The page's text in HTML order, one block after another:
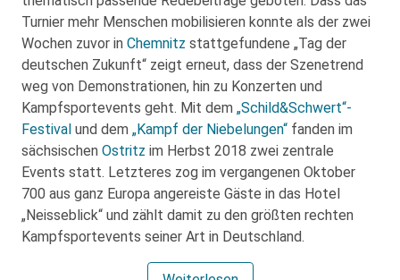
Turnier mehr Menschen mobilisieren konnte als der zwei
Wochen zuvor in Chemnitz stattgefundene „Tag der
deutschen Zukunft“ zeigt erneut, dass der Szenetrend
weg von Demonstrationen, hin zu Konzerten und
Kampfsportevents geht. Mit dem „Schild&Schwert“-
Festival und dem „Kampf der Niebelungen“ fanden im
sächsischen Ostritz im Herbst 2018 zwei zentrale
Events statt. Letzteres zog im vergangenen Oktober
700 aus ganz Europa angereiste Gäste in das Hotel
„Neisseblick“ und zählt damit zu den größten rechten
Kampfsportevents seiner Art in Deutschland.